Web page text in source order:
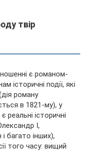
твір
є романом-
історичні події, які
роману
в 1821-му), у
реальні історичні
I,
багато інших),
того часу: вищий